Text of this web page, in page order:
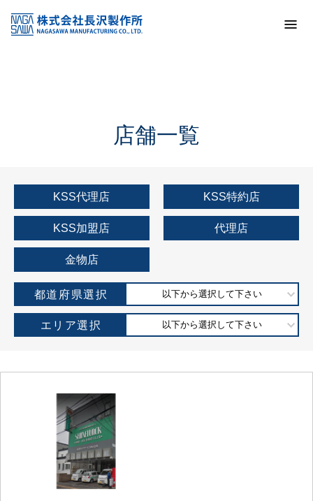
KSS加盟店・取扱店情報
店舗一覧
店舗一覧
KSS代理店 KSS特約店
KSS加盟店 代理店
金物店
都道府県選択 以下から選択して下さい
エリア選択 以下から選択して下さい